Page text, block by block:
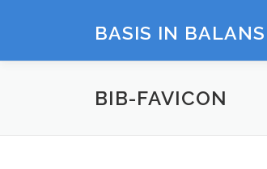
inhoud
BASIS IN BALANS
BIB-FAVICON